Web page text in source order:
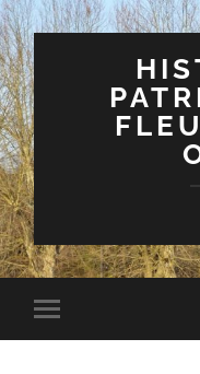
Toggle
mobile